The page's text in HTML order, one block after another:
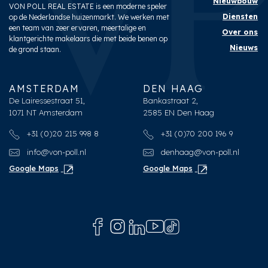
VON POLL REAL ESTATE is een moderne speler
op de Nederlandse huizenmarkt. We werken met
een team van zeer ervaren, meertalige en
klantgerichte makelaars die met beide benen op
de grond staan.
Diensten
Over ons
Nieuws
AMSTERDAM
De Lairessestraat 51,
1071 NT Amsterdam
+31 (0)20 215 998 8
info@von-poll.nl
Google Maps
DEN HAAG
Bankastraat 2,
2585 EN Den Haag
+31 (0)70 200 196 9
denhaag@von-poll.nl
Google Maps